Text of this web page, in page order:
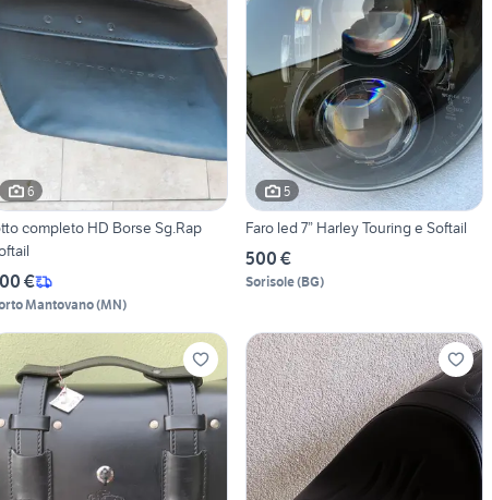
6
completo HD Borse Sg.Rap
€
Mantovano(MN)
5
Faro led 7” Harley Touring e Softail
500 €
Sorisole(BG)